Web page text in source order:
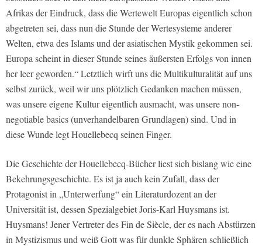
Afrikas der Eindruck, dass die Wertewelt Europas eigentlich schon
abgetreten sei, dass nun die Stunde der Wertesysteme anderer
Welten, etwa des Islams und der asiatischen Mystik gekommen sei.
Europa scheint in dieser Stunde seines äußersten Erfolgs von innen
her leer geworden.“ Letztlich wirft uns die Multikulturalität auf uns
selbst zurück, weil wir uns plötzlich Gedanken machen müssen,
was unsere eigene Kultur eigentlich ausmacht, was unsere non-
negotiable basics (unverhandelbaren Grundlagen) sind. Und in
diese Wunde legt Houellebecq seinen Finger.
Die Geschichte der Houellebecq-Bücher liest sich bislang wie eine
Bekehrungsgeschichte. Es ist ja auch kein Zufall, dass der
Protagonist in „Unterwerfung“ ein Literaturdozent an der
Universität ist, dessen Spezialgebiet Joris-Karl Huysmans ist.
Huysmans! Jener Vertreter des Fin de Siècle, der es nach Abstürzen
in Mystizismus und weiß Gott was für dunkle Sphären schließlich